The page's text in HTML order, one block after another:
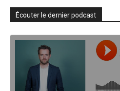
Écouter le dernier podcast